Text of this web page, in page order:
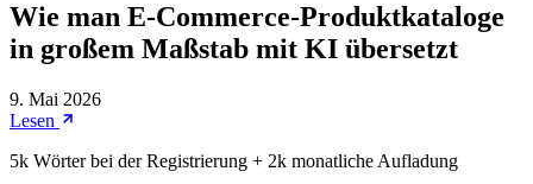
Wie man E-Commerce-Produktkataloge
in großem Maßstab mit KI übersetzt
9. Mai 2026
Lesen
5k Wörter bei der Registrierung + 2k monatliche Aufladung